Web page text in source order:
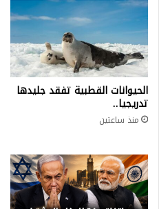
الحيوانات القطبية تفقد جليدها
تدريجيا..
منذ ساعتين